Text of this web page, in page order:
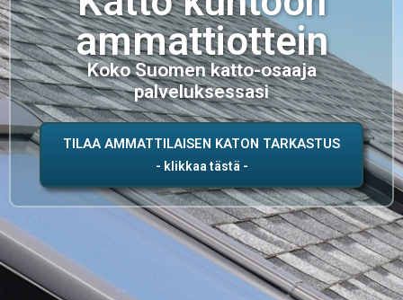
ammattiottein
Koko Suomen katto-osaaja
palveluksessasi
TILAA AMMATTILAISEN KATON TARKASTUS